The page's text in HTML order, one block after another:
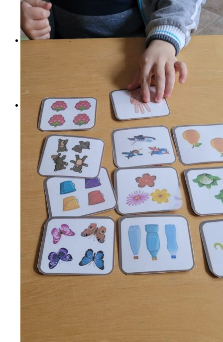
Referencie
Kontakt